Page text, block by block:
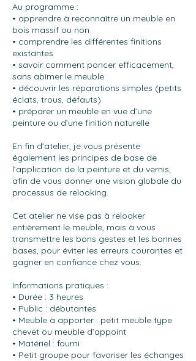
Au programme :
• apprendre à reconnaître un meuble en
bois massif ou non
• comprendre les différentes finitions
existantes
• savoir comment poncer efficacement,
sans abîmer le meuble
• découvrir les réparations simples (petits
éclats, trous, défauts)
• préparer un meuble en vue d’une
peinture ou d’une finition naturelle
En fin d’atelier, je vous présente
également les principes de base de
l’application de la peinture et du vernis,
afin de vous donner une vision globale du
processus de relooking.
Cet atelier ne vise pas à relooker
entièrement le meuble, mais à vous
transmettre les bons gestes et les bonnes
bases, pour éviter les erreurs courantes et
gagner en confiance chez vous.
Informations pratiques :
• Durée : 3 heures
• Public : débutantes
• Meuble à apporter : petit meuble type
chevet ou meuble d’appoint
• Matériel : fourni
• Petit groupe pour favoriser les échanges